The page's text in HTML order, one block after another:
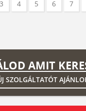
3 4 5 6 7
AMIT
SZOLGÁLTATÓT